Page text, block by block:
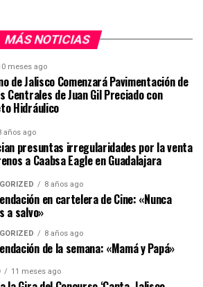
MÁS NOTICIAS
meses ago
de Jalisco Comenzará Pavimentación de
Centrales de Juan Gil Preciado con
Hidráulico
años ago
presuntas irregularidades por la venta
a Caabsa Eagle en Guadalajara
8 años ago
en cartelera de Cine: «Nunca
a salvo»
8 años ago
de la semana: «Mamá y Papá»
11 meses ago